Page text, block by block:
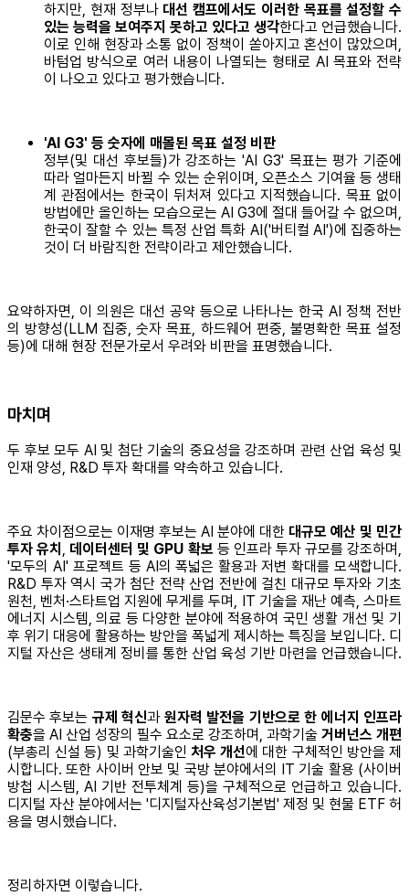
하지만, 현재 정부나 대선 캠프에서도 이러한 목표를 설정할 수
있는 능력을 보여주지 못하고 있다고 생각한다고 언급했습니다.
이로 인해 현장과 소통 없이 정책이 쏟아지고 혼선이 많았으며,
바텀업 방식으로 여러 내용이 나열되는 형태로 AI 목표와 전략
이 나오고 있다고 평가했습니다.
'AI G3' 등 숫자에 매몰된 목표 설정 비판
정부(및 대선 후보들)가 강조하는 'AI G3' 목표는 평가 기준에
따라 얼마든지 바뀔 수 있는 순위이며, 오픈소스 기여율 등 생태
계 관점에서는 한국이 뒤처져 있다고 지적했습니다. 목표 없이
방법에만 올인하는 모습으로는 AI G3에 절대 들어갈 수 없으며,
한국이 잘할 수 있는 특정 산업 특화 AI('버티컬 AI')에 집중하는
것이 더 바람직한 전략이라고 제안했습니다.
요약하자면, 이 의원은 대선 공약 등으로 나타나는 한국 AI 정책 전반
의 방향성(LLM 집중, 숫자 목표, 하드웨어 편중, 불명확한 목표 설정
등)에 대해 현장 전문가로서 우려와 비판을 표명했습니다.
마치며
두 후보 모두 AI 및 첨단 기술의 중요성을 강조하며 관련 산업 육성 및
인재 양성, R&D 투자 확대를 약속하고 있습니다.
주요 차이점으로는 이재명 후보는 AI 분야에 대한 대규모 예산 및 민간
투자 유치 , 데이터센터 및 GPU 확보 등 인프라 투자 규모를 강조하며,
'모두의 AI' 프로젝트 등 AI의 폭넓은 활용과 저변 확대를 모색합니다.
R&D 투자 역시 국가 첨단 전략 산업 전반에 걸친 대규모 투자와 기초
원천, 벤처·스타트업 지원에 무게를 두며, IT 기술을 재난 예측, 스마트
에너지 시스템, 의료 등 다양한 분야에 적용하여 국민 생활 개선 및 기
후 위기 대응에 활용하는 방안을 폭넓게 제시하는 특징을 보입니다. 디
지털 자산은 생태계 정비를 통한 산업 육성 기반 마련을 언급했습니다.
김문수 후보는 규제 혁신과 원자력 발전을 기반으로 한 에너지 인프라
확충을 AI 산업 성장의 필수 요소로 강조하며, 과학기술 거버넌스 개편
(부총리 신설 등) 및 과학기술인 처우 개선에 대한 구체적인 방안을 제
시합니다. 또한 사이버 안보 및 국방 분야에서의 IT 기술 활용 (사이버
방첩 시스템, AI 기반 전투체계 등)을 구체적으로 언급하고 있습니다.
디지털 자산 분야에서는 '디지털자산육성기본법' 제정 및 현물 ETF 허
용을 명시했습니다.
정리하자면 이렇습니다.